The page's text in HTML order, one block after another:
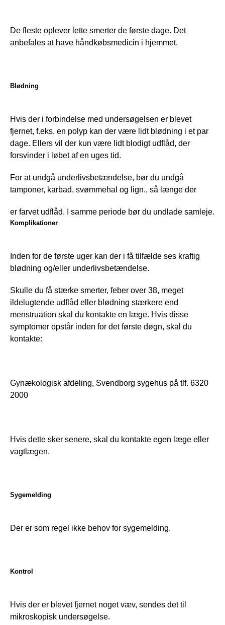
De fleste oplever lette smerter de første dage. Det
anbefales at have håndkøbsmedicin i hjemmet.
Blødning
Hvis der i forbindelse med undersøgelsen er blevet
fjernet, f.eks. en polyp kan der være lidt blødning i et par
dage. Ellers vil der kun være lidt blodigt udflåd, der
forsvinder i løbet af en uges tid.
For at undgå underlivsbetændelse, bør du undgå
tamponer, karbad, svømmehal og lign., så længe der
er farvet udflåd. I samme periode bør du undlade samleje.
Komplikationer
Inden for de første uger kan der i få tilfælde ses kraftig
blødning og/eller underlivsbetændelse.
Skulle du få stærke smerter, feber over 38, meget
ildelugtende udflåd eller blødning stærkere end
menstruation skal du kontakte en læge. Hvis disse
symptomer opstår inden for det første døgn, skal du
kontakte:
Gynækologisk afdeling, Svendborg sygehus på tlf. 6320
2000
Hvis dette sker senere, skal du kontakte egen læge eller
vagtlægen.
Sygemelding
Der er som regel ikke behov for sygemelding.
Kontrol
Hvis der er blevet fjernet noget væv, sendes det til
mikroskopisk undersøgelse.